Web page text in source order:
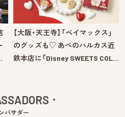
【大阪・天王寺】「ベイマックス」
のグッズも♡ あべのハルカス近
鉄本店に「Disney SWEETS COL…
バサダー